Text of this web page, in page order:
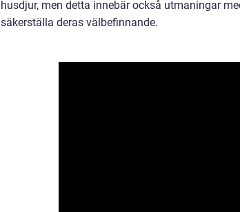
husdjur, men detta innebär också utmaningar
säkerställa deras välbefinnande.